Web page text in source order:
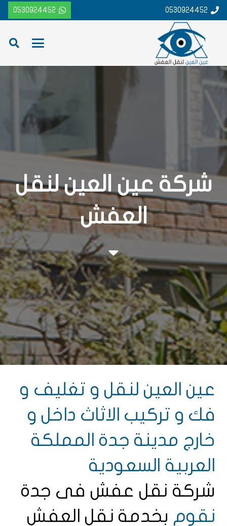
0530924452
0530924452
شركة عين العين لنقل
العفش
عين العين لنقل و تغليف و
فك و تركيب الاثاث داخل و
خارج مدينة جدة المملكة
العربية السعودية
شركة نقل عفش فى جدة
نقوم بخدمة نقل العفش